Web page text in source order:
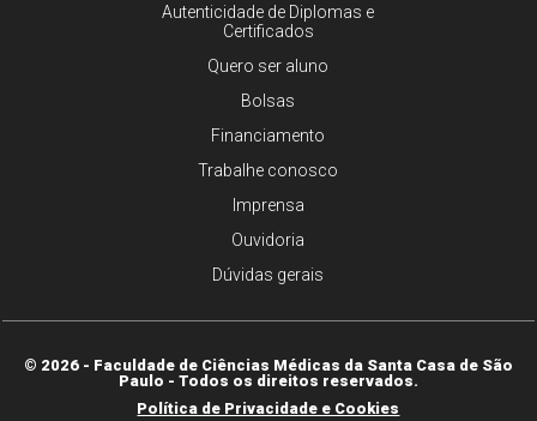
Autenticidade de Diplomas e
Certificados
Quero ser aluno
Bolsas
Financiamento
Trabalhe conosco
Imprensa
Ouvidoria
Dúvidas gerais
© 2026 - Faculdade de Ciências Médicas da Santa Casa de São
Paulo - Todos os direitos reservados.
Política de Privacidade e Cookies